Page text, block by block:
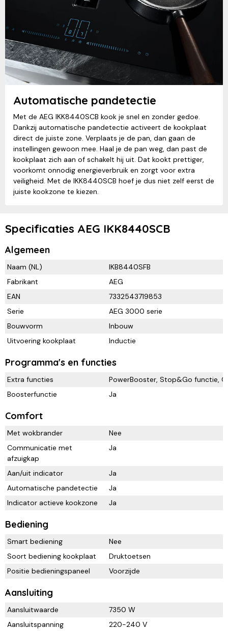
Automatische pandetectie
Met de AEG IKK8440SCB kook je snel en zonder gedoe.
Dankzij automatische pandetectie activeert de kookplaat
direct de juiste zone. Verplaats je de pan, dan gaan de
instellingen gewoon mee. Haal je de pan weg, dan past de
kookplaat zich aan of schakelt hij uit. Dat kookt prettiger,
voorkomt onnodig energieverbruik en zorgt voor extra
veiligheid. Met de IKK8440SCB hoef je dus niet zelf eerst de
juiste kookzone te kiezen.
Specificaties AEG IKK8440SCB
Algemeen
Naam (NL)
IKB8440SFB
Fabrikant
AEG
EAN
7332543719853
Serie
AEG 3000 serie
Bouwvorm
Inbouw
Uitvoering kookplaat
Inductie
Programma's en functies
Extra functies
PowerBooster, Stop&Go functie,
Boosterfunctie
Ja
Comfort
Met wokbrander
Nee
Communicatie met
afzuigkap
Ja
Aan/uit indicator
Ja
Automatische pandetectie
Ja
Indicator actieve kookzone
Ja
Bediening
Smart bediening
Nee
Soort bediening kookplaat
Druktoetsen
Positie bedieningspaneel
Voorzijde
Aansluiting
Aansluitwaarde
7350 W
Aansluitspanning
220-240 V